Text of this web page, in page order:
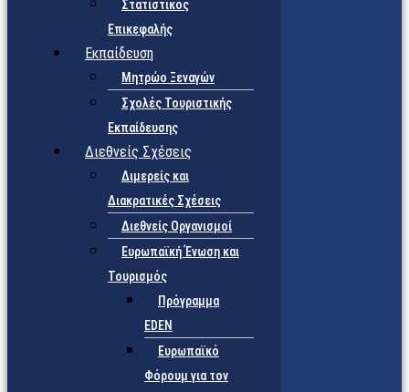
Στατιστικός
Επικεφαλής
Εκπαίδευση
Μητρώο Ξεναγών
Σχολές Τουριστικής
Εκπαίδευσης
Διεθνείς Σχέσεις
Διμερείς και
Διακρατικές Σχέσεις
Διεθνείς Οργανισμοί
Ευρωπαϊκή Ένωση και
Τουρισμός
Πρόγραμμα
EDEN
Ευρωπαϊκό
Φόρουμ για τον